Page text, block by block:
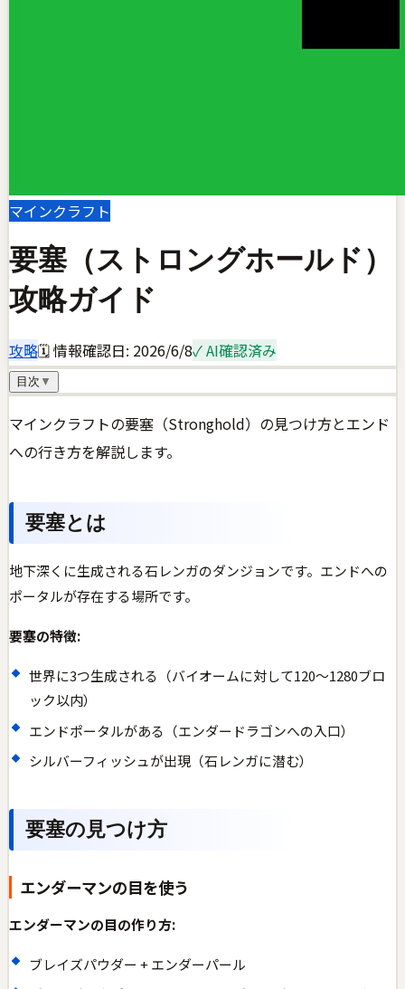
マインクラフト
要塞（ストロングホールド）
攻略ガイド
攻略🗓 情報確認日: 2026/6/8✓ AI確認済み
目次 ▼
マインクラフトの要塞（Stronghold）の見つけ方とエンド
への行き方を解説します。
要塞とは
地下深くに生成される石レンガのダンジョンです。エンドへの
ポータルが存在する場所です。
要塞の特徴:
世界に3つ生成される（バイオームに対して120〜1280ブロ
ック以内）
エンドポータルがある（エンダードラゴンへの入口）
シルバーフィッシュが出現（石レンガに潜む）
要塞の見つけ方
エンダーマンの目を使う
エンダーマンの目の作り方:
ブレイズパウダー + エンダーパール